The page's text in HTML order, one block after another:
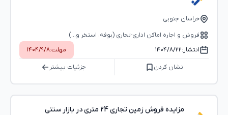
خراسان جنوبی
فروش و اجاره اماکن اداری-تجاری (بوفه، استخر و...)
انتشار:۱۴۰۴/۸/۲۲ مهلت:۱۴۰۴/۹/۸
نشان کردن جزئیات بیشتر
مزایده فروش زمین تجاری 24 متری در بازار سنتی